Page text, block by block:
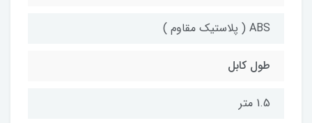
ABS ( پلاستیک مقاوم )
طول کابل
1.5 متر